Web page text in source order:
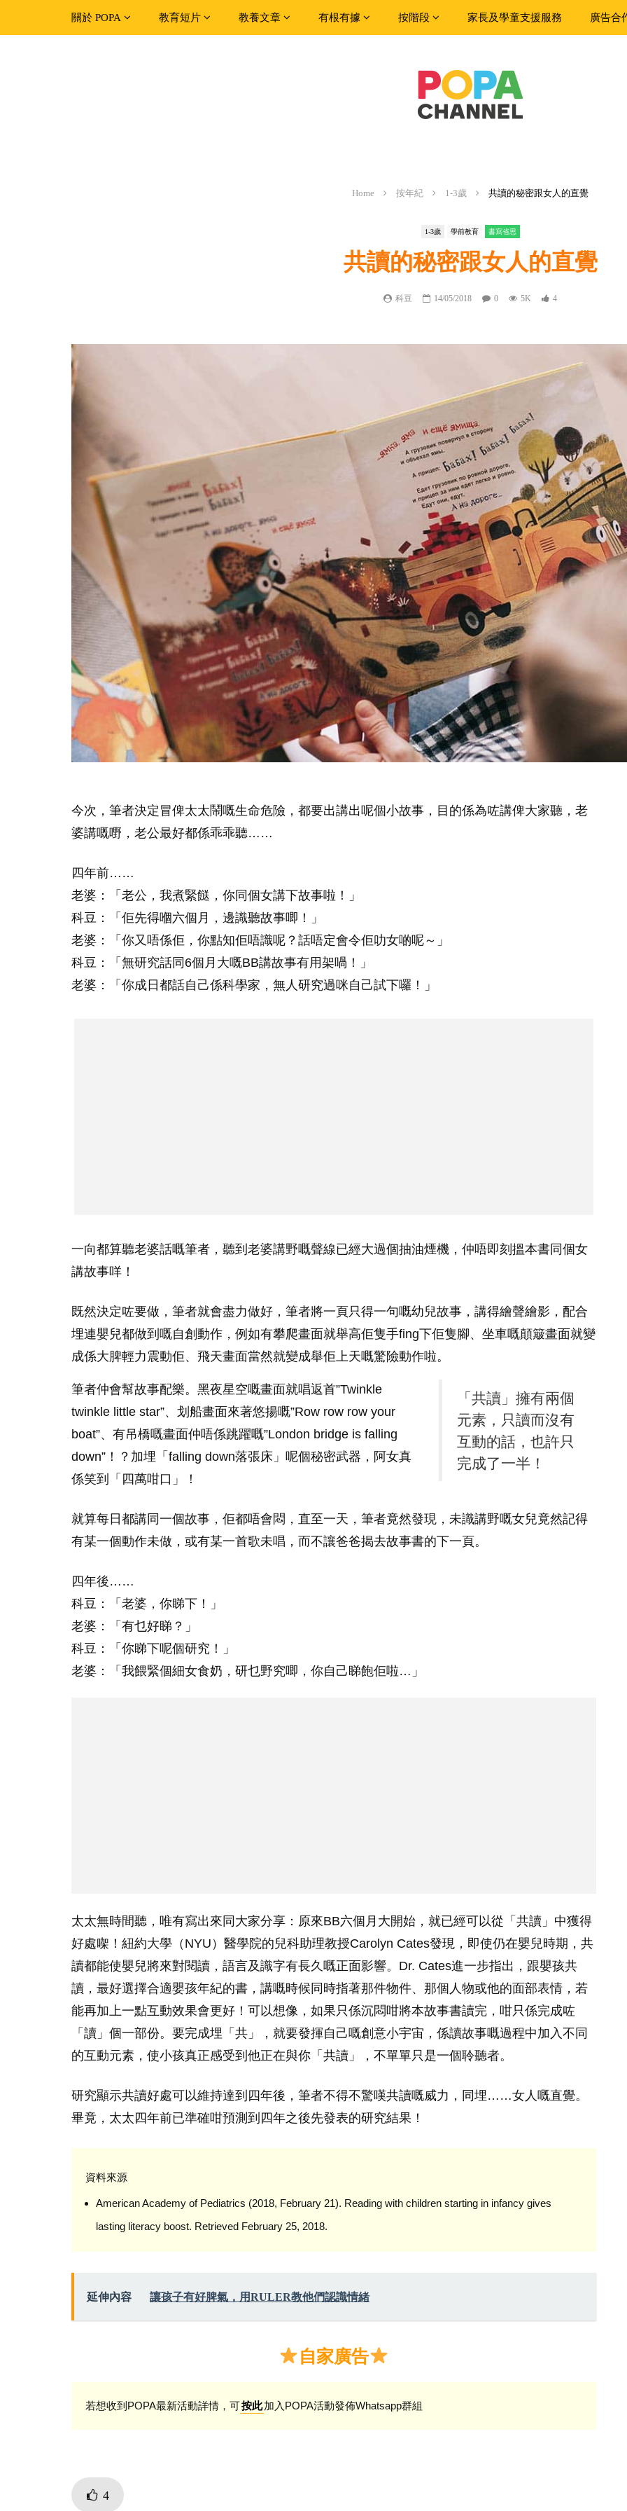
關於 POPA 教育短片 教養文章 有根有據 按階段 家長及學童支援服務 廣告合
Home 按年紀 1-3歲 共讀的秘密跟女人的直覺
1-3歲 學前教育 書寫省思
共讀的秘密跟女人的直覺
科豆 14/05/2018 0 5K 4
今次，筆者決定冒俾太太鬧嘅生命危險，都要出講出呢個小故事，目的係為咗講俾大家聽，老
婆講嘅嘢，老公最好都係乖乖聽……
四年前……
老婆：「老公，我煮緊餸，你同個女講下故事啦！」
科豆：「佢先得嗰六個月，邊識聽故事唧！」
老婆：「你又唔係佢，你點知佢唔識呢？話唔定會令佢叻女啲呢～」
科豆：「無研究話同6個月大嘅BB講故事有用架喎！」
老婆：「你成日都話自己係科學家，無人研究過咪自己試下囉！」
一向都算聽老婆話嘅筆者，聽到老婆講野嘅聲線已經大過個抽油煙機，仲唔即刻搵本書同個女
講故事咩！
既然決定咗要做，筆者就會盡力做好，筆者將一頁只得一句嘅幼兒故事，講得繪聲繪影，配合
埋連嬰兒都做到嘅自創動作，例如有攀爬畫面就舉高佢隻手fing下佢隻腳、坐車嘅顛簸畫面就變
成係大脾輕力震動佢、飛天畫面當然就變成舉佢上天嘅驚險動作啦。
「共讀」擁有兩個
元素，只讀而沒有
互動的話，也許只
完成了一半！
筆者仲會幫故事配樂。黑夜星空嘅畫面就唱返首”Twinkle
twinkle little star”、划船畫面來著悠揚嘅”Row row row your
boat”、有吊橋嘅畫面仲唔係跳躍嘅”London bridge is falling
down”！？加埋「falling down落張床」呢個秘密武器，阿女真
係笑到「四萬咁口」！
就算每日都講同一個故事，佢都唔會悶，直至一天，筆者竟然發現，未識講野嘅女兒竟然記得
有某一個動作未做，或有某一首歌未唱，而不讓爸爸揭去故事書的下一頁。
四年後……
科豆：「老婆，你睇下！」
老婆：「有乜好睇？」
科豆：「你睇下呢個研究！」
老婆：「我餵緊個細女食奶，研乜野究唧，你自己睇飽佢啦…」
太太無時間聽，唯有寫出來同大家分享：原來BB六個月大開始，就已經可以從「共讀」中獲得
好處㗎！紐約大學（NYU）醫學院的兒科助理教授Carolyn Cates發現，即使仍在嬰兒時期，共
讀都能使嬰兒將來對閱讀，語言及識字有長久嘅正面影響。Dr. Cates進一步指出，跟嬰孩共
讀，最好選擇合適嬰孩年紀的書，講嘅時候同時指著那件物件、那個人物或他的面部表情，若
能再加上一點互動效果會更好！可以想像，如果只係沉悶咁將本故事書讀完，咁只係完成咗
「讀」個一部份。要完成埋「共」，就要發揮自己嘅創意小宇宙，係讀故事嘅過程中加入不同
的互動元素，使小孩真正感受到他正在與你「共讀」，不單單只是一個聆聽者。
研究顯示共讀好處可以維持達到四年後，筆者不得不驚嘆共讀嘅威力，同埋……女人嘅直覺。
畢竟，太太四年前已準確咁預測到四年之後先發表的研究結果！
資料來源
American Academy of Pediatrics (2018, February 21). Reading with children starting in infancy gives
lasting literacy boost. Retrieved February 25, 2018.
延伸內容 讓孩子有好脾氣，用RULER教他們認識情緒
自家廣告
若想收到POPA最新活動詳情，可按此加入POPA活動發佈Whatsapp群組
4